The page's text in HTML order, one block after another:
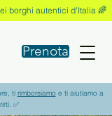
borghi autentici d'Italia 🌈
Prenota
ti rimborsiamoe ti aiutiamo a
✅